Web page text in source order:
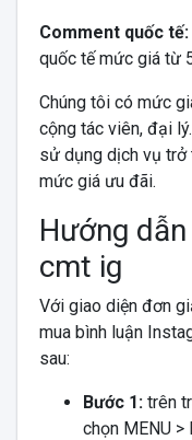
Comment quốc tế:
quốc tế mức giá từ
Chúng tôi có mức
cộng tác viên, đại
sử dụng dịch vụ trở
mức giá ưu đãi.
Hướng
cmt ig
Với giao diện đơn
mua bình luận
sau:
Bước 1: trên
chọn MENU